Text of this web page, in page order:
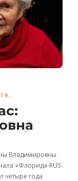
Владимировны
«Флорида-RUS
четыре года